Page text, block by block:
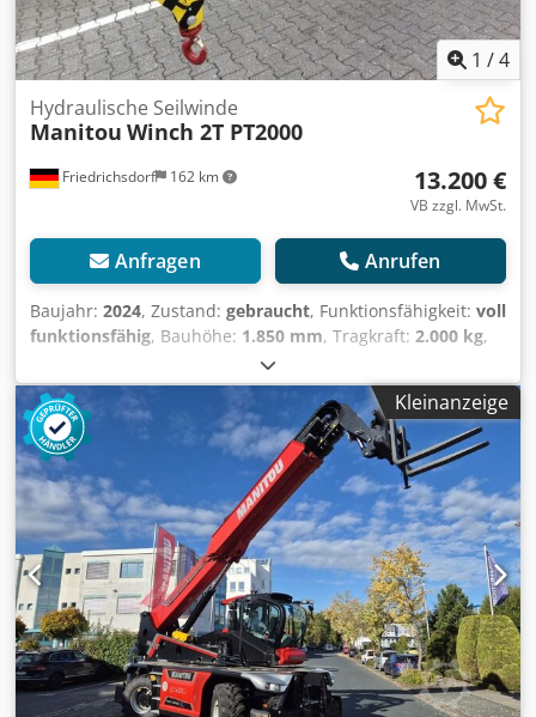
1 /4
Friedrichsdorf 162 km
Hydraulische Seilwinde
Manitou Winch 2T PT2000
13.200 €
VB zzgl. MwSt.
Anfragen Anrufen
Baujahr: 2024, Zustand: gebraucht, Funktionsfähigkeit: voll
funktionsfähig, Bauhöhe: 1.850 mm, Tragkraft: 2.000 kg,
Hydraulische Seilwinde Zustand Technisch: Neu Djdpfx
Alov N Rzxo Djwa
Kleinanzeige